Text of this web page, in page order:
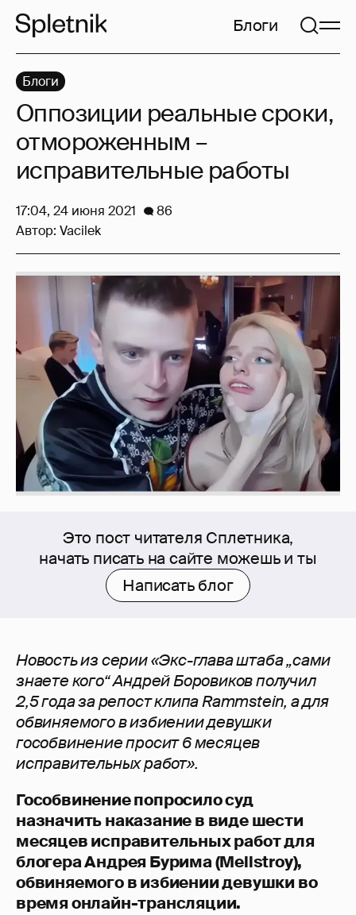
Блоги
Это пост читателя Сплетника,
начать писать на сайте можешь и ты
Написать блог
Новость из серии «Экс-глава штаба „сами
знаете кого“ Андрей Боровиков получил
2,5 года за репост клипа Rammstein, а для
обвиняемого в избиении девушки
гособвинение просит 6 месяцев
исправительных работ».
Гособвинение попросило суд
назначить наказание в виде шести
месяцев исправительных работ для
блогера Андрея Бурима (Mellstroy),
обвиняемого в избиении девушки во
время онлайн-трансляции.
Блоги
Оппозиции реальные сроки,
отмороженным –
исправительные работы
17:04, 24 июня 2021
86
Автор: Vacilek